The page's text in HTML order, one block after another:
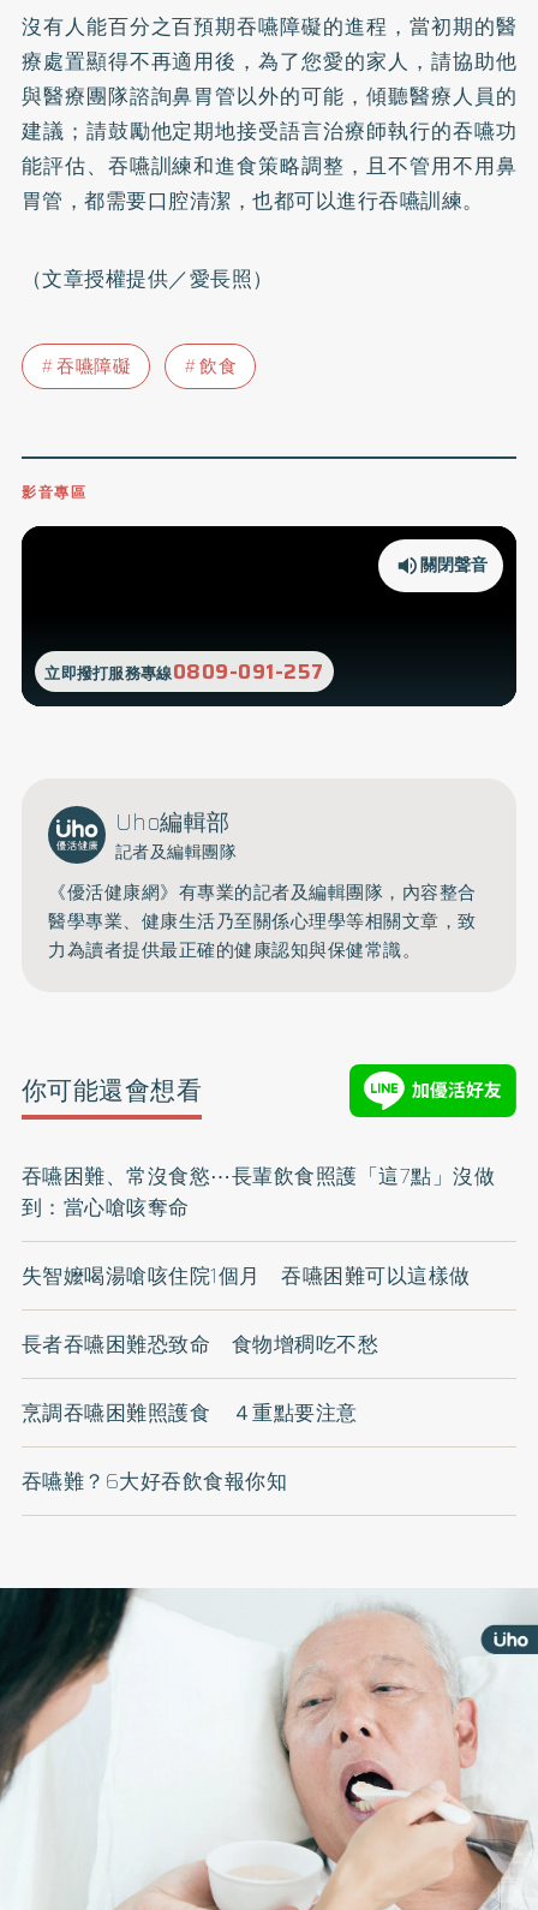
沒有人能百分之百預期吞嚥障礙的進程，當初期的醫
療處置顯得不再適用後，為了您愛的家人，請協助他
與醫療團隊諮詢鼻胃管以外的可能，傾聽醫療人員的
建議；請鼓勵他定期地接受語言治療師執行的吞嚥功
能評估、吞嚥訓練和進食策略調整，且不管用不用鼻
胃管，都需要口腔清潔 ，也都可以進行吞嚥訓練。
（文章授權提供／愛長照）
吞嚥障礙 飲食
影音專區
立即撥打服務專線0809-091-257
關閉聲音
Uho編輯部
記者及編輯團隊
《優活健康網》有專業的記者及編輯團隊，內容整合
醫學專業、健康生活乃至關係心理學等相關文章，致
力為讀者提供最正確的健康認知與保健常識。
你可能還會想看
吞嚥困難、常沒食慾⋯長輩飲食照護「這7點」沒做
到：當心嗆咳奪命
失智嬤喝湯嗆咳住院1個月 吞嚥困難可以這樣做
長者吞嚥困難恐致命 食物增稠吃不愁
烹調吞嚥困難照護食 ４重點要注意
吞嚥難？6大好吞飲食報你知